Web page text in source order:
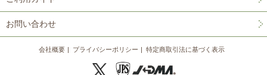
お問い合わせ
会社概要 プライバシーポリシー 特定商取引法に基づく表示